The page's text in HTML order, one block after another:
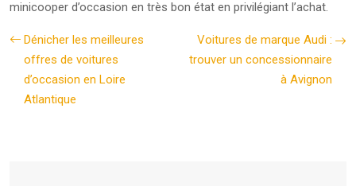
minicooper d’occasion en très bon état en privilégiant l’achat.
Dénicher les meilleures
offres de voitures
d’occasion en Loire
Atlantique
Voitures de marque Audi :
trouver un concessionnaire
à Avignon